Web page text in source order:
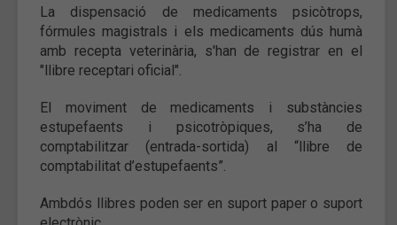
La dispensació de medicaments psicòtrops,
fórmules magistrals i els medicaments dús humà
amb recepta veterinària, s'han de registrar en el
"llibre receptari oficial".
El moviment de medicaments i substàncies
estupefaents i psicotròpiques, s’ha de
comptabilitzar (entrada-sortida) al “llibre de
comptabilitat d’estupefaents”.
Ambdós llibres poden ser en suport paper o suport